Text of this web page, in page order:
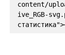
content/
ive_RGB-